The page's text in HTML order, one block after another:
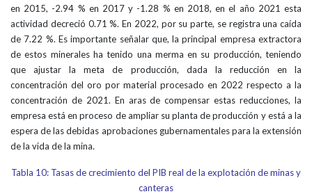
en 2015, -2.94 % en 2017 y -1.28 % en 2018, en el año 2021 esta
actividad decreció 0.71 %. En 2022, por su parte, se registra una caída
de 7.22 %. Es importante señalar que, la principal empresa extractora
de estos minerales ha tenido una merma en su producción, teniendo
que ajustar la meta de producción, dada la reducción en la
concentración del oro por material procesado en 2022 respecto a la
concentración de 2021. En aras de compensar estas reducciones, la
empresa está en proceso de ampliar su planta de producción y está a la
espera de las debidas aprobaciones gubernamentales para la extensión
de la vida de la mina.
Tabla 10: Tasas de crecimiento del PIB real de la explotación de minas y
canteras